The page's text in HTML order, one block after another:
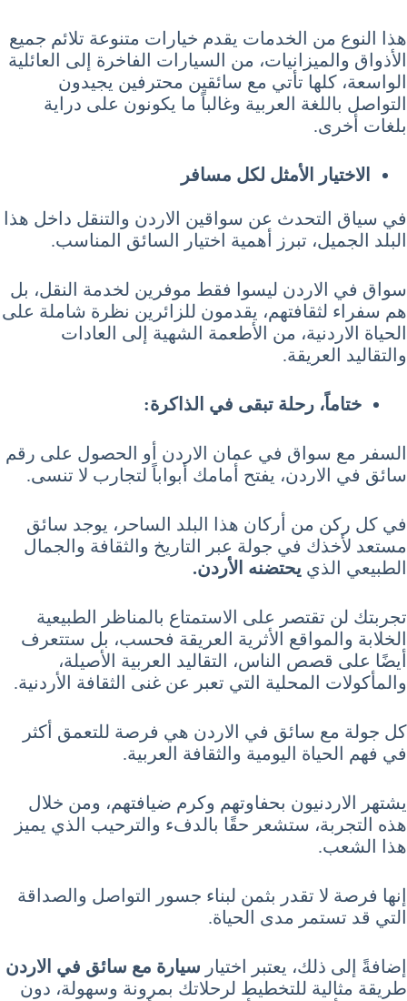
هذا النوع من الخدمات يقدم خيارات متنوعة تلائم جميع
الأذواق والميزانيات، من السيارات الفاخرة إلى العائلية
الواسعة، كلها تأتي مع سائقين محترفين يجيدون
التواصل باللغة العربية وغالباً ما يكونون على دراية
بلغات أخرى.
الاختيار الأمثل لكل مسافر
في سياق التحدث عن سواقين الاردن والتنقل داخل هذا
البلد الجميل، تبرز أهمية اختيار السائق المناسب.
سواق في الاردن ليسوا فقط موفرين لخدمة النقل، بل
هم سفراء لثقافتهم، يقدمون للزائرين نظرة شاملة على
الحياة الاردنية، من الأطعمة الشهية إلى العادات
والتقاليد العريقة.
ختاماً، رحلة تبقى في الذاكرة:
السفر مع سواق في عمان الاردن أو الحصول على رقم
سائق في الاردن، يفتح أمامك أبواباً لتجارب لا تنسى.
في كل ركن من أركان هذا البلد الساحر، يوجد سائق
مستعد لأخذك في جولة عبر التاريخ والثقافة والجمال
الطبيعي الذي يحتضنه الأردن.
تجربتك لن تقتصر على الاستمتاع بالمناظر الطبيعية
الخلابة والمواقع الأثرية العريقة فحسب، بل ستتعرف
أيضًا على قصص الناس، التقاليد العربية الأصيلة،
والمأكولات المحلية التي تعبر عن غنى الثقافة الأردنية.
كل جولة مع سائق في الاردن هي فرصة للتعمق أكثر
في فهم الحياة اليومية والثقافة العربية.
يشتهر الاردنيون بحفاوتهم وكرم ضيافتهم، ومن خلال
هذه التجربة، ستشعر حقًا بالدفء والترحيب الذي يميز
هذا الشعب.
إنها فرصة لا تقدر بثمن لبناء جسور التواصل والصداقة
التي قد تستمر مدى الحياة.
إضافةً إلى ذلك، يعتبر اختيار سيارة مع سائق في الاردن
طريقة مثالية للتخطيط لرحلاتك بمرونة وسهولة، دون